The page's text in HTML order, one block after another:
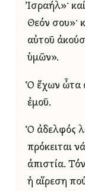
Ἰσραήλ»·
Θεόν σου»·
αὐτοῦ
ὑμῶν».
Ὁ ἔχων ὦτα
ἐμοῦ.
Ὁ ἀδελφός
πρόκειται
ἀπιστία.
ἡ αἵρεση